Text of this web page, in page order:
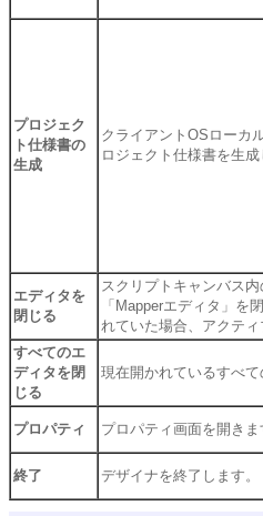
プロジェク
ト仕様書の
生成
クライアントOSローカ
ロジェクト仕様書を生成
エディタを
閉じる
スクリプトキャンバス
「Mapperエディタ」を
れていた場合、アクティ
すべてのエ
ディタを閉
じる
現在開かれているすべて
プロパティ プロパティ画面を開きま
終了 デザイナを終了します。